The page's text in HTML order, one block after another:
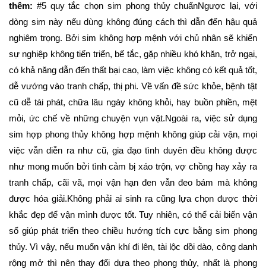
thêm: #5 quy tắc chọn sim phong thủy chuẩnNgược lại, với
dòng sim này nếu dùng không đúng cách thì dẫn đến hậu quả
nghiêm trọng. Bởi sim không hợp mệnh với chủ nhân sẽ khiến
sự nghiệp không tiến triển, bế tắc, gặp nhiều khó khăn, trở ngại,
có khả năng dẫn đến thất bại cao, làm việc không có kết quả tốt,
dễ vướng vào tranh chấp, thị phi. Về vấn đề sức khỏe, bệnh tật
cũ dễ tái phát, chữa lâu ngày không khỏi, hay buồn phiền, mệt
mỏi, ức chế về những chuyện vụn vặt.Ngoài ra, việc sử dụng
sim hợp phong thủy không hợp mệnh không giúp cải vận, mọi
việc vẫn diễn ra như cũ, gia đạo tình duyên đều không được
như mong muốn bởi tình cảm bị xáo trộn, vợ chồng hay xảy ra
tranh chấp, cãi vã, mọi vận hạn đen vẫn đeo bám mà không
được hóa giải.Không phải ai sinh ra cũng lựa chọn được thời
khắc đẹp để vận mình được tốt. Tuy nhiên, có thể cải biến vận
số giúp phát triển theo chiều hướng tích cực bằng sim phong
thủy. Vì vậy, nếu muốn vận khí đi lên, tài lộc dồi dào, công danh
rộng mở thì nên thay đổi dựa theo phong thủy, nhất là phong